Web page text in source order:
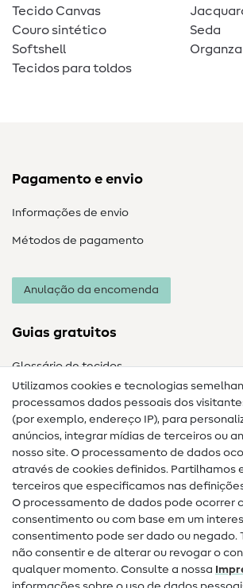
Tecido Canvas
Couro sintético
Softshell
Tecidos para toldos
Seda
Organza
Pagamento e envio
Informações de envio
Métodos de pagamento
Anulação da encomenda
Guias gratuitos
Glossário de tecidos
Guias de costura
Ajuda e contacto
Contacto
Mudança de proprietário
Perguntas frequentes (FAQ)
Direito de cancelamento
Utilizamos cookies e tecnologias
processamos dados pessoais dos
(por exemplo, endereço IP), para
anúncios, integrar mídias de terceiros ou
nosso site. O processamento de dados
através de cookies definidos. Partilhamos
terceiros que especificamos nas
O processamento de dados pode ocorrer
consentimento ou com base em um
consentimento pode ser dado ou negado.
não consentir e de alterar ou revogar o
qualquer momento. Consulte a nossa